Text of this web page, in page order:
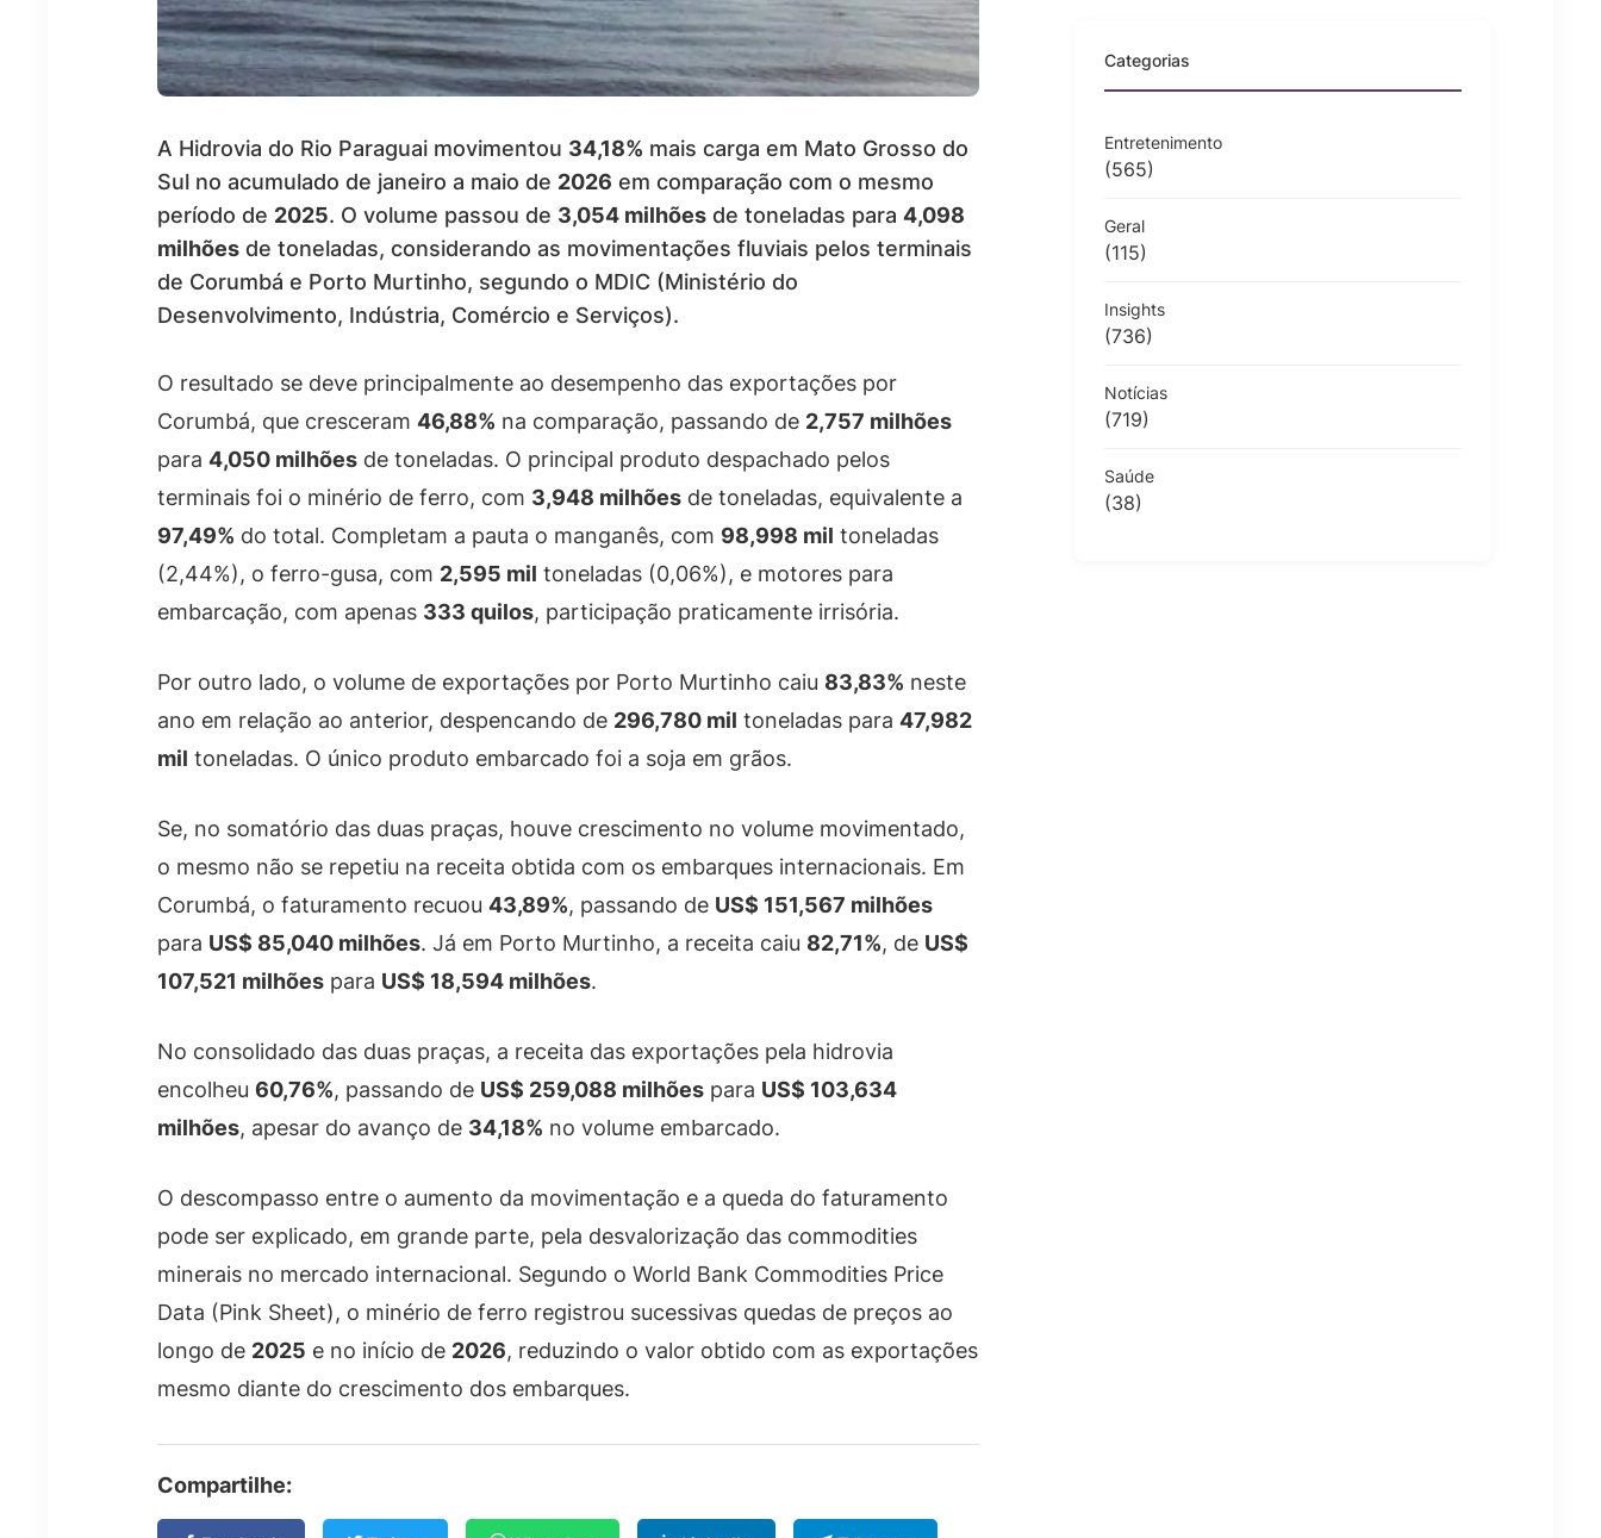
A Hidrovia do Rio Paraguai movimentou 34,18% mais carga em Mato Grosso do
Sul no acumulado de janeiro a maio de 2026 em comparação com o mesmo
período de 2025. O volume passou de 3,054 milhões de toneladas para 4,098
milhões de toneladas, considerando as movimentações fluviais pelos terminais
de Corumbá e Porto Murtinho, segundo o MDIC (Ministério do
Desenvolvimento, Indústria, Comércio e Serviços).
O resultado se deve principalmente ao desempenho das exportações por
Corumbá, que cresceram 46,88% na comparação, passando de 2,757 milhões
para 4,050 milhões de toneladas. O principal produto despachado pelos
terminais foi o minério de ferro, com 3,948 milhões de toneladas, equivalente a
97,49% do total. Completam a pauta o manganês, com 98,998 mil toneladas
(2,44%), o ferro-gusa, com 2,595 mil toneladas (0,06%), e motores para
embarcação, com apenas 333 quilos, participação praticamente irrisória.
Por outro lado, o volume de exportações por Porto Murtinho caiu 83,83% neste
ano em relação ao anterior, despencando de 296,780 mil toneladas para 47,982
mil toneladas. O único produto embarcado foi a soja em grãos.
Se, no somatório das duas praças, houve crescimento no volume movimentado,
o mesmo não se repetiu na receita obtida com os embarques internacionais. Em
Corumbá, o faturamento recuou 43,89%, passando de US$ 151,567 milhões
para US$ 85,040 milhões. Já em Porto Murtinho, a receita caiu 82,71%, de US$
107,521 milhões para US$ 18,594 milhões.
No consolidado das duas praças, a receita das exportações pela hidrovia
encolheu 60,76%, passando de US$ 259,088 milhões para US$ 103,634
milhões, apesar do avanço de 34,18% no volume embarcado.
O descompasso entre o aumento da movimentação e a queda do faturamento
pode ser explicado, em grande parte, pela desvalorização das commodities
minerais no mercado internacional. Segundo o World Bank Commodities Price
Data (Pink Sheet), o minério de ferro registrou sucessivas quedas de preços ao
longo de 2025 e no início de 2026, reduzindo o valor obtido com as exportações
mesmo diante do crescimento dos embarques.
Compartilhe:
Categorias
Entretenimento
(565)
Geral
(115)
Insights
(736)
Notícias
(719)
Saúde
(38)